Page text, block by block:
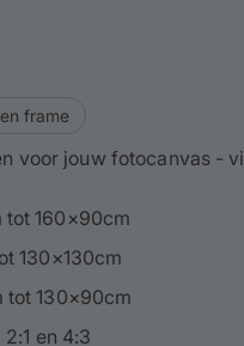
frame
voor jouw fotocanvas -
160×90cm
130×130cm
tot 130×90cm
en 4:3